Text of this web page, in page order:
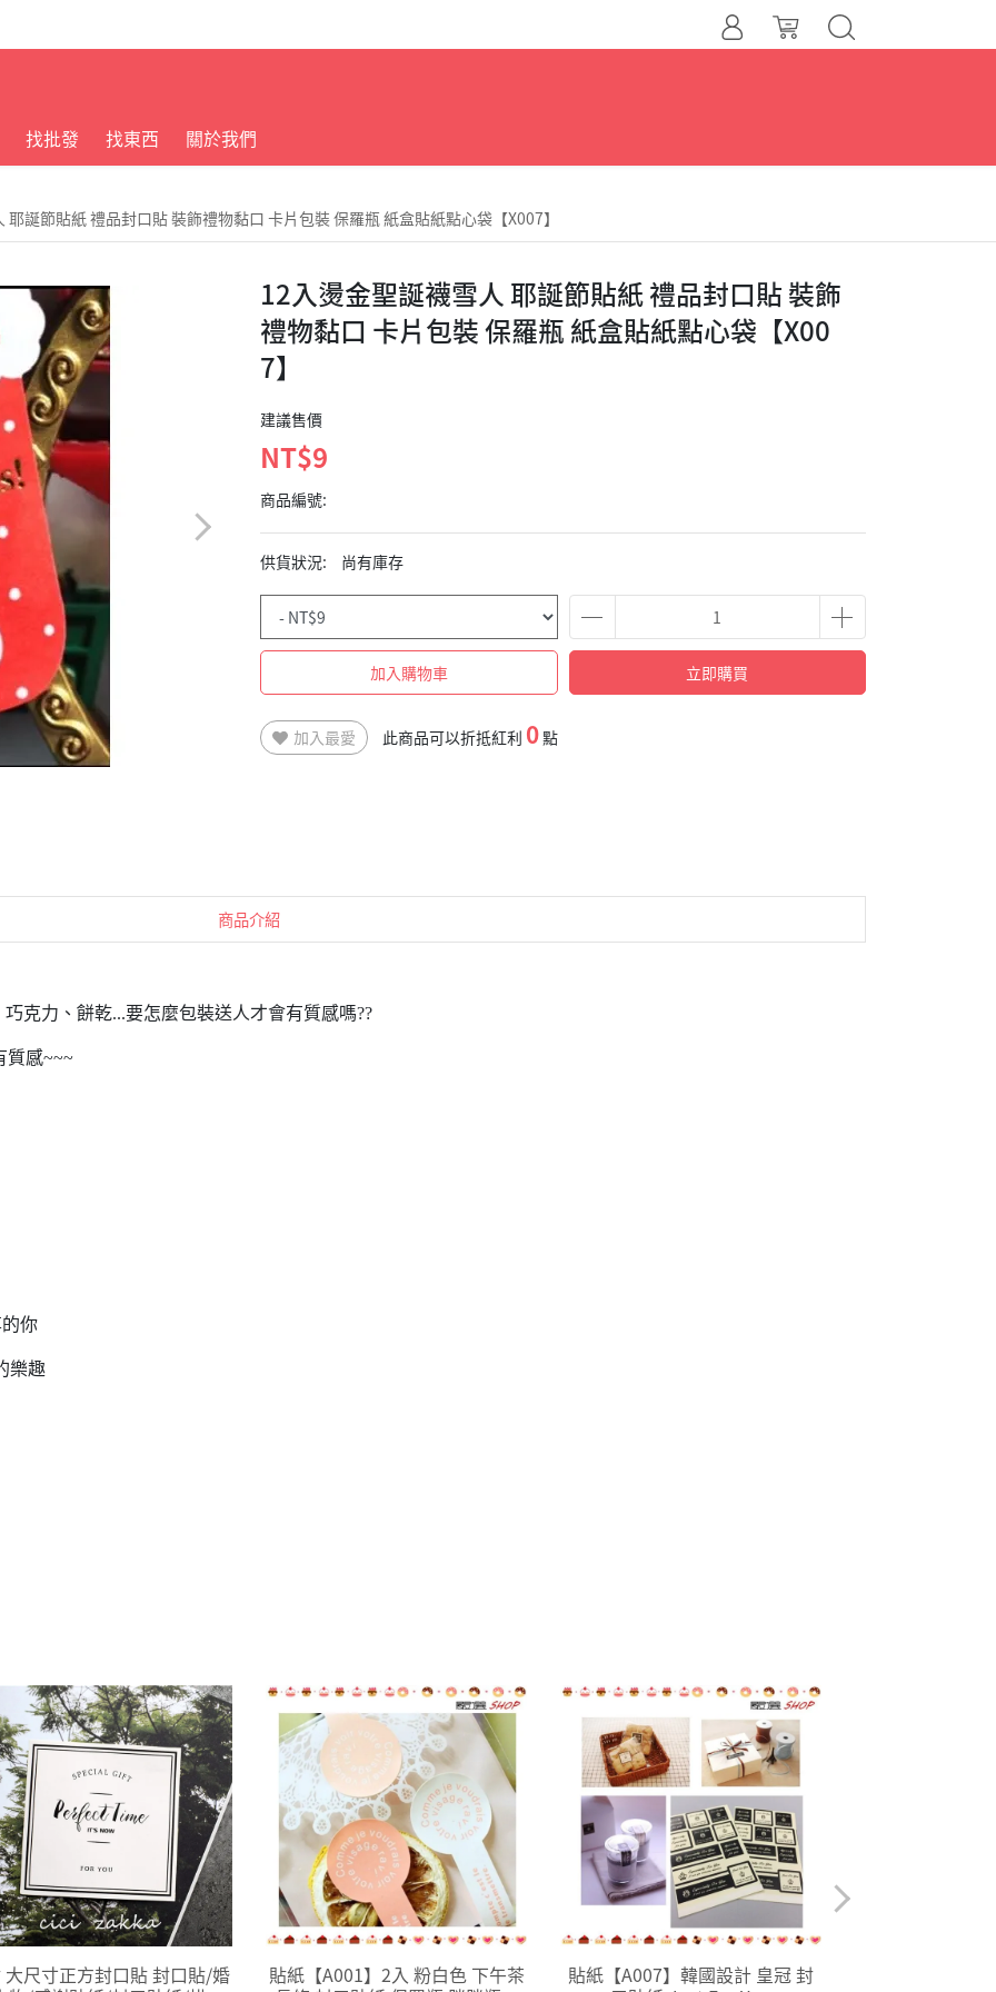
找批發 找東西 關於我們
誕節貼紙 禮品封口貼 裝飾禮物黏口 卡片包裝 保羅瓶 紙盒貼紙點心袋【X007】
12入燙金聖誕襪雪人 耶誕節貼紙 禮品封口貼 裝飾
禮物黏口 卡片包裝 保羅瓶 紙盒貼紙點心袋【X00
7】
建議售價
NT$9
商品編號:
供貨狀況: 尚有庫存
加入購物車 立即購買
加入最愛 此商品可以折抵紅利 0點
商品介紹
克力、餅乾...要怎麼包裝送人才會有質感嗎??
質感~~~
你
樂趣
大尺寸正方封口貼 封口貼/婚
貼紙【A001】2入 粉白色 下午茶
貼紙【A007】韓國設計 皇冠 封